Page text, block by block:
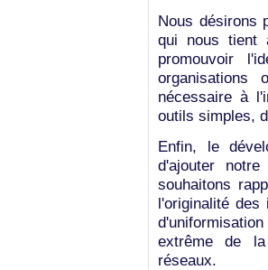
Nous désirons
qui nous
promouvoir
organisations
nécessaire à
outils simples,
Enfin, le
d'ajouter
souhaitons
l'originalité
extrême de
réseaux.